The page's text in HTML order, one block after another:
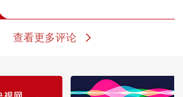
查看更多评论